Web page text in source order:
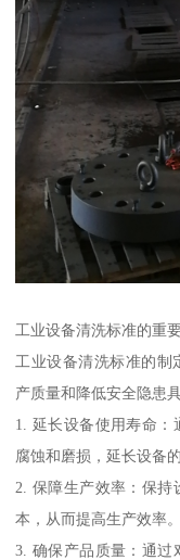
工业设备清洗标准的重
工业设备清洗标准的制
产质量和降低安全隐患
1. 延长设备使用寿命
腐蚀和磨损，延长设备
2. 保障生产效率：保
本，从而提高生产效率。
3. 确保产品质量：通过